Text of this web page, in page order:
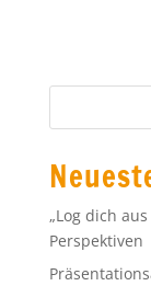
„Log dich
Perspektiven